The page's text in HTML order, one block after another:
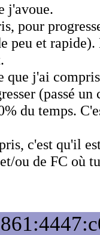
j'avoue.
pour
peu et
que j'ai
(passé
du temps.
c'est qu'il
ou de FC où